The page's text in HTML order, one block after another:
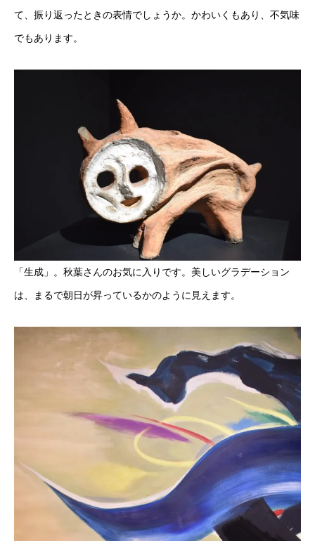
て、振り返ったときの表情でしょうか。かわいくもあり、不気味
でもあります。
「生成」。秋葉さんのお気に入りです。美しいグラデーション
は、まるで朝日が昇っているかのように見えます。